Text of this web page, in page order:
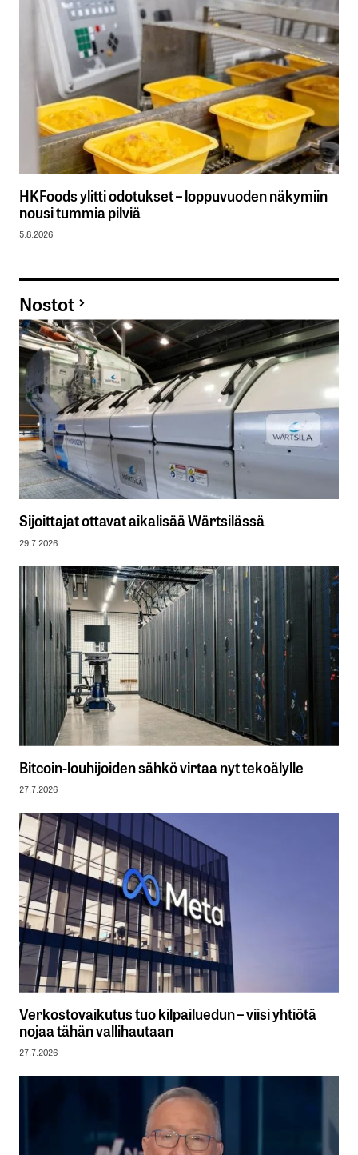
HKFoods ylitti odotukset – loppuvuoden näkymiin
nousi tummia pilviä
5.8.2026
Nostot
Sijoittajat ottavat aikalisää Wärtsilässä
29.7.2026
Bitcoin-louhijoiden sähkö virtaa nyt tekoälylle
27.7.2026
Verkostovaikutus tuo kilpailuedun – viisi yhtiötä
nojaa tähän vallihautaan
27.7.2026